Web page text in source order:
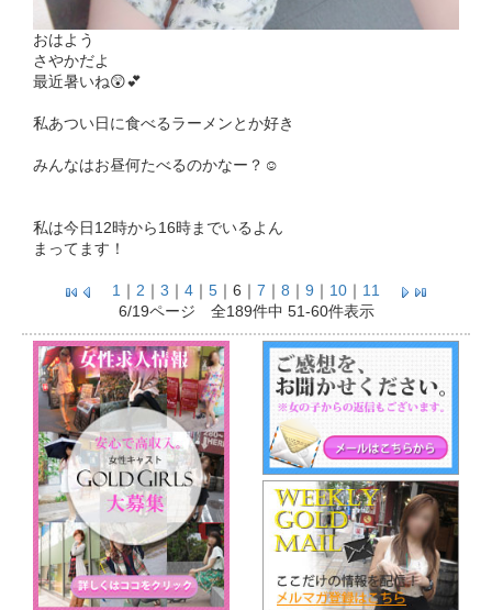
おはよう
さやかだよ
最近暑いね😲💕︎
私あつい日に食べるラーメンとか好き
みんなはお昼何たべるのかなー？☺️
私は今日12時から16時までいるよん
まってます！
1 ｜ 2 ｜ 3 ｜ 4 ｜ 5 ｜ 6 ｜ 7 ｜ 8 ｜ 9 ｜ 10 ｜ 11
6/19ページ 全189件中 51-60件表示